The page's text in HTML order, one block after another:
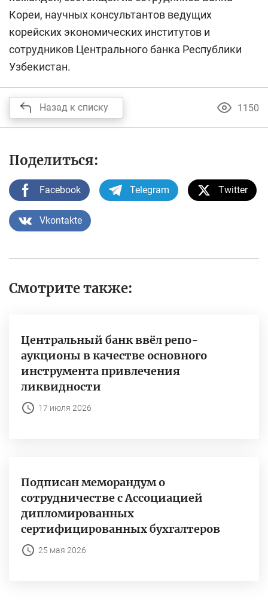
Кореи, научных консультантов ведущих
корейских экономических институтов и
сотрудников Центрального банка Республики
Узбекистан.
Назад к списку 1150
Поделиться:
Facebook Telegram Twitter
Vkontakte
Смотрите также:
Центральный банк ввёл репо-
аукционы в качестве основного
инструмента привлечения
ликвидности
17 июля 2026
Подписан меморандум о
сотрудничестве с Ассоциацией
дипломированных
сертифицированных бухгалтеров
25 мая 2026